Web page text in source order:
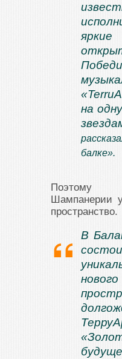
на
балке».
Шампанерии
пространство.
В